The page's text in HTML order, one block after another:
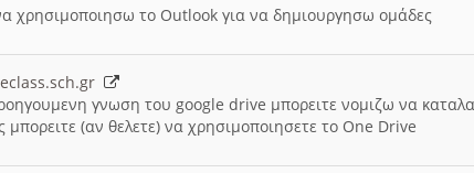
χρησιμοποιησω το Outlook για να δημιουργησω ομάδες
eclass.sch.gr
γνωση του google drive μπορειτε νομιζω να
(αν θελετε) να χρησιμοποιησετε το One Drive